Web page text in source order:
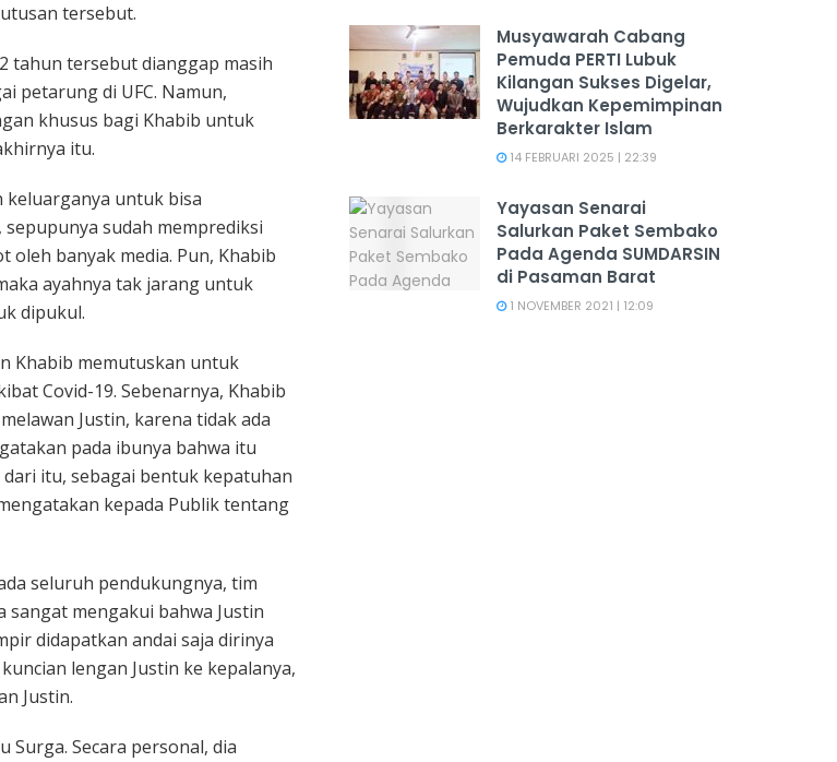
tersebut.
tahun tersebut dianggap masih
petarung di UFC. Namun,
khusus bagi Khabib untuk
itu.
keluarganya untuk bisa
sudah memprediksi
banyak media. Pun, Khabib
ayahnya tak jarang untuk
dipukul.
Khabib memutuskan untuk
Covid-19. Sebenarnya, Khabib
Justin, karena tidak ada
pada ibunya bahwa itu
itu, sebagai bentuk kepatuhan
kepada Publik tentang
seluruh pendukungnya, tim
sangat mengakui bahwa Justin
didapatkan andai saja dirinya
lengan Justin ke kepalanya,
Justin.
Surga. Secara personal, dia
Musyawarah Cabang
Pemuda PERTI Lubuk
Kilangan Sukses Digelar,
Wujudkan Kepemimpinan
Berkarakter Islam
14 FEBRUARI 2025 | 22:39
Yayasan Senarai
Salurkan Paket Sembako
Pada Agenda SUMDARSIN
di Pasaman Barat
1 NOVEMBER 2021 | 12:09